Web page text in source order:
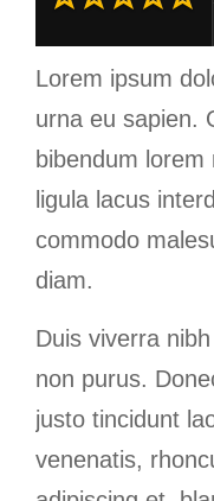
Lorem ipsum
urna eu sapien.
bibendum
ligula lacus
commodo
diam.
Duis viverra
non purus.
justo tincidunt
venenatis,